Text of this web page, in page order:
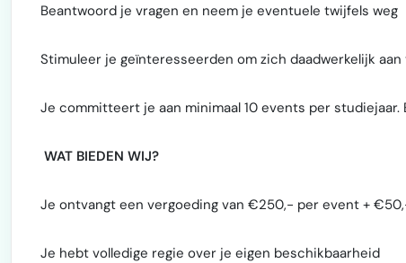
Beantwoord je vragen en neem je eventuele twijfels weg
Stimuleer je geïnteresseerden om zich daadwerkelijk
Je committeert je aan minimaal 10 events per
WAT BIEDEN WIJ?
Je ontvangt een vergoeding van €250,- per event +
Je hebt volledige regie over je eigen beschikbaarheid